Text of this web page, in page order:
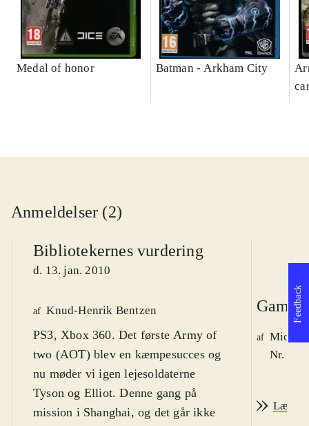
Medal of honor Batman - Arkham City
Anmeldelser (2)
Bibliotekernes vurdering
d. 13. jan. 2010
af Knud-Henrik Bentzen
PS3, Xbox 360. Det første Army of
two (AOT) blev en kæmpesucces og
nu møder vi igen lejesoldaterne
Tyson og Elliot. Denne gang på
mission i Shanghai, og det går ikke
Game
af
Nr.
Læs
Feedback